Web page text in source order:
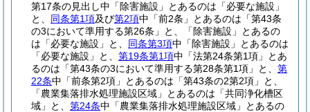
第17条の見出し中「除害施設」とあるのは「必要な施設」
と、 同条第1項及び第2項中「前2条」とあるのは「第43条
の3において準用する第26条」と、「除害施設」とあるの
は「必要な施設」と、 同条第3項中「除害施設」とあるのは
「必要な施設」と、 第19条第1項中「法第24条第1項」とあ
るのは「第43条の3において準用する第28条第1項」と、 第
22条中「前条第2項」とあるのは「第43条の2第2項」と、
「農業集落排水処理施設区域」とあるのは「共同浄化槽区
域」と、 第24条中「農業集落排水処理施設区域」とあるの